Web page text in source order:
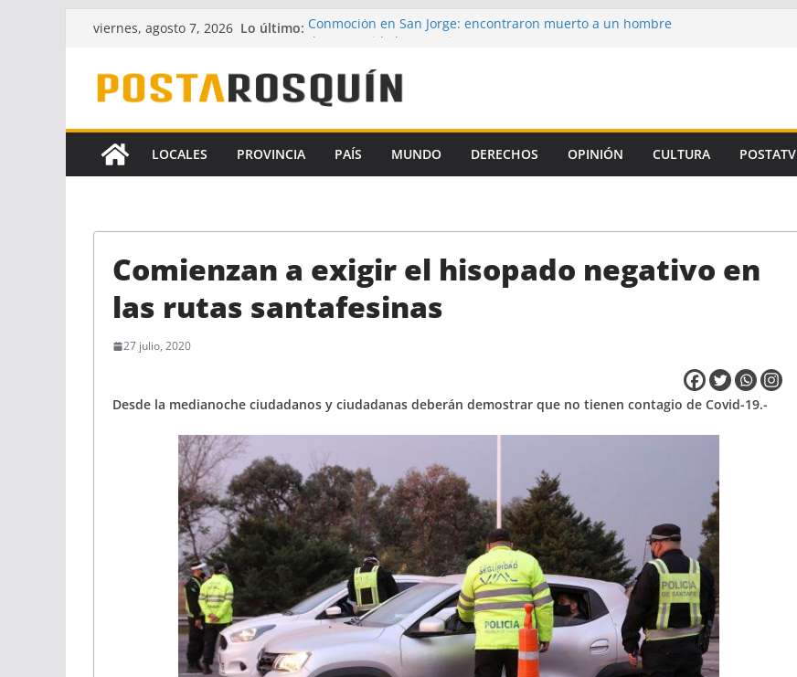
Saltar
contenido
viernes, agosto 7, 2026 Lo último: Conmoción en San Jorge: encontraron muerto a un hombre
Crece la hipótesis de un autor intelectual en el crimen de
Florencia Gómez
la Ley de Financiamiento Universitario
Identificaron a un preso de Santa Fe como uno de los
coautores del femicidio de Florencia Gómez
LOCALES PROVINCIA PAÍS MUNDO DERECHOS OPINIÓN CULTURA POSTATV
Comienzan a exigir el hisopado negativo en
las rutas santafesinas
27 julio, 2020
Desde la medianoche ciudadanos y ciudadanas deberán demostrar que no tienen contagio de Covid-19.-